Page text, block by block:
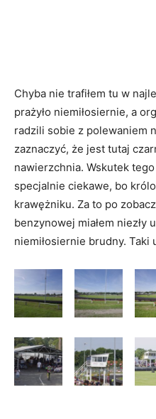
Chyba nie trafiłem tu w
prażyło niemiłosiernie, a
radzili sobie z polewaniem
zaznaczyć, że jest tutaj
nawierzchnia. Wskutek
specjalnie ciekawe, bo
krawężniku. Za to po
benzynowej miałem niezły
niemiłosiernie brudny.